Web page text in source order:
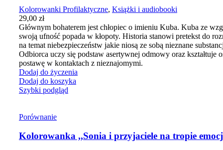
Kolorowanki Profilaktyczne, Książki i audiobooki
29,00 zł
Głównym bohaterem jest chłopiec o imieniu Kuba. Kuba ze
swoją ufność popada w kłopoty. Historia stanowi pretekst do
na temat niebezpieczeństw jakie niosą ze sobą nieznane
Odbiorca uczy się podstaw asertywnej odmowy oraz kształtuje
postawę w kontaktach z nieznajomymi.
Dodaj do życzenia
Dodaj do koszyka
Szybki podgląd
Porównanie
Kolorowanka ,,Sonia i przyjaciele na tropie